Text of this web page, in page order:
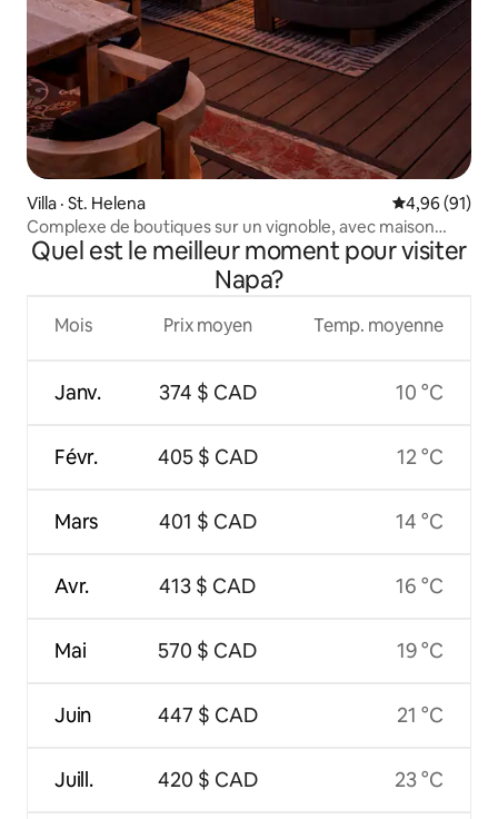
Villa · St. Helena Note
4,96 (91)
Complexe de boutiques sur un vignoble, avec maison
d'hôtes
Quel est le meilleur moment pour visiter
Napa?
Mois
Janv.
Févr.
Mars
Avr.
Mai
Juin
Juill.
Prix moyen
374 $ CAD
405 $ CAD
401 $ CAD
413 $ CAD
570 $ CAD
447 $ CAD
420 $ CAD
Temp. moyenne
10 °C
12 °C
14 °C
16 °C
19 °C
21 °C
23 °C